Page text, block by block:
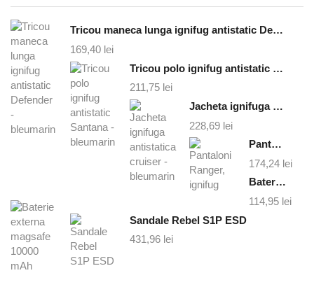
Tricou maneca lunga ignifug antistatic Defender - bleumarin
169,40 lei
Tricou polo ignifug antistatic Santana - bleumarin
211,75 lei
Jacheta ignifuga antistatica cruiser - bleumarin
228,69 lei
Pantaloni Ranger, ignifug
174,24 lei
Baterie externa magsafe 10000 mAh
114,95 lei
Sandale Rebel S1P ESD
431,96 lei